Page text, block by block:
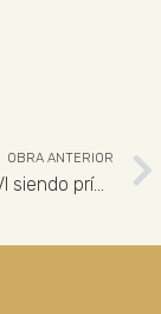
OBRA ANTERIOR
S. M. Felipe VI siendo príncipe de Asturias